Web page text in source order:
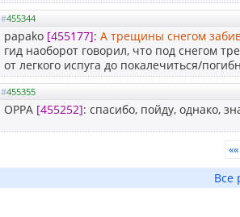
#455344
papako [455177]: А трещины снегом
гид наоборот говорил, что под снегом
от легкого испуга до покалечиться/
#455355
OPPA [455252]: cпасибо, пойду, однако,
««
Все